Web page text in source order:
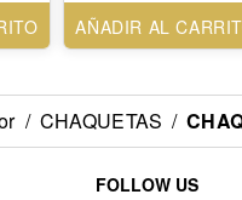
AÑADIR AL
/ CHAQUETAS /
FOLLOW US